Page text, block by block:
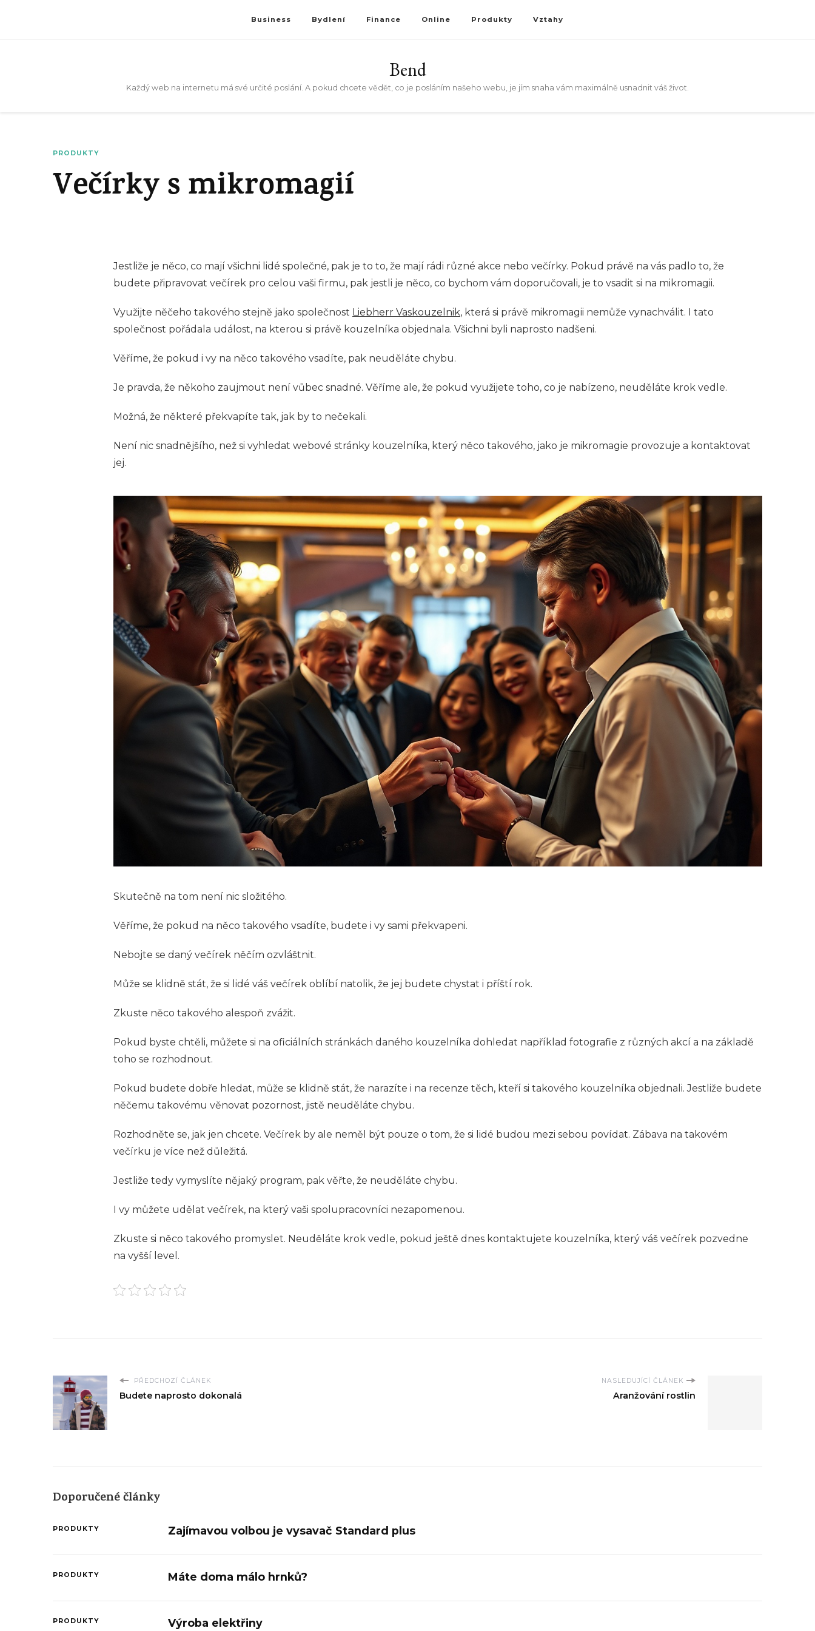
Business Bydlení Finance Online Produkty Vztahy
Bend
Každý web na internetu má své určité poslání. A pokud chcete vědět, co je posláním našeho webu, je jím snaha vám maximálně usnadnit váš život.
PRODUKTY
Večírky s mikromagií
Jestliže je něco, co mají všichni lidé společné, pak je to to, že mají rádi různé akce nebo večírky. Pokud právě na vás padlo to, že
budete připravovat večírek pro celou vaši firmu, pak jestli je něco, co bychom vám doporučovali, je to vsadit si na mikromagii.
Využijte něčeho takového stejně jako společnost Liebherr Vaskouzelnik, která si právě mikromagii nemůže vynachválit. I tato
společnost pořádala událost, na kterou si právě kouzelníka objednala. Všichni byli naprosto nadšeni.
Věříme, že pokud i vy na něco takového vsadíte, pak neuděláte chybu.
Je pravda, že někoho zaujmout není vůbec snadné. Věříme ale, že pokud využijete toho, co je nabízeno, neuděláte krok vedle.
Možná, že některé překvapíte tak, jak by to nečekali.
Není nic snadnějšího, než si vyhledat webové stránky kouzelníka, který něco takového, jako je mikromagie provozuje a kontaktovat
jej.
Skutečně na tom není nic složitého.
Věříme, že pokud na něco takového vsadíte, budete i vy sami překvapeni.
Nebojte se daný večírek něčím ozvláštnit.
Může se klidně stát, že si lidé váš večírek oblíbí natolik, že jej budete chystat i příští rok.
Zkuste něco takového alespoň zvážit.
Pokud byste chtěli, můžete si na oficiálních stránkách daného kouzelníka dohledat například fotografie z různých akcí a na základě
toho se rozhodnout.
Pokud budete dobře hledat, může se klidně stát, že narazíte i na recenze těch, kteří si takového kouzelníka objednali. Jestliže budete
něčemu takovému věnovat pozornost, jistě neuděláte chybu.
Rozhodněte se, jak jen chcete. Večírek by ale neměl být pouze o tom, že si lidé budou mezi sebou povídat. Zábava na takovém
večírku je více než důležitá.
Jestliže tedy vymyslíte nějaký program, pak věřte, že neuděláte chybu.
I vy můžete udělat večírek, na který vaši spolupracovníci nezapomenou.
Zkuste si něco takového promyslet. Neuděláte krok vedle, pokud ještě dnes kontaktujete kouzelníka, který váš večírek pozvedne
na vyšší level.
PŘEDCHOZÍ ČLÁNEK
Budete naprosto dokonalá
NASLEDUJÍCÍ ČLÁNEK
Aranžování rostlin
Doporučené články
PRODUKTY Zajímavou volbou je vysavač Standard plus
PRODUKTY Máte doma málo hrnků?
PRODUKTY Výroba elektřiny